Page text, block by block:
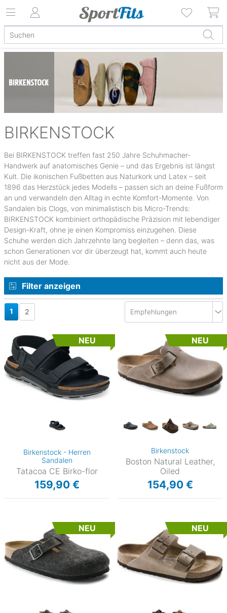
BIRKENSTOCK
Bei BIRKENSTOCK treffen fast 250 Jahre Schuhmacher-
Handwerk auf anatomisches Genie – und das Ergebnis ist längst
Kult. Die ikonischen Fußbetten aus Naturkork und Latex – seit
1896 das Herzstück jedes Modells – passen sich an deine Fußform
an und verwandeln den Alltag in echte Komfort-Momente. Von
Sandalen bis Clogs, von minimalistisch bis Micro-Trends:
BIRKENSTOCK kombiniert orthopädische Präzision mit lebendiger
Design-Kraft, ohne je einen Kompromiss einzugehen. Diese
Schuhe werden dich Jahrzehnte lang begleiten – denn das, was
schon Generationen vor dir überzeugt hat, kommt auch heute
nicht aus der Mode.
Filter anzeigen
1 2
NEU
Birkenstock - Herren
Sandalen
Tatacoa CE Birko-flor
159,90 €
NEU
Birkenstock
Boston Natural Leather,
Oiled
154,90 €
NEU NEU